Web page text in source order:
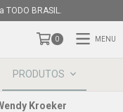
TODO BRASIL.
0 MENU
PRODUTOS
Kroeker